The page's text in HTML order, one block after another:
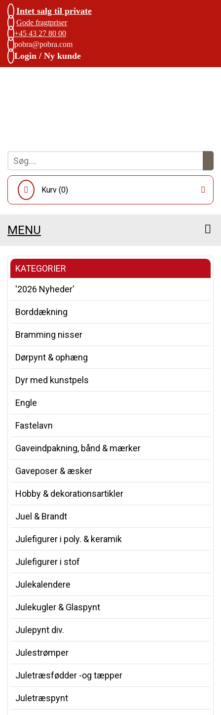
Intet salg til private
Gode fragtpriser
+45 43 27 80 00
pobra@pobra.com
Login / Ny kunde
Kurv (0)
MENU
KATEGORIER
'2026 Nyheder'
Borddækning
Bramming nisser
Dørpynt & ophæng
Dyr med kunstpels
Engle
Fastelavn
Gaveindpakning, bånd & mærker
Gaveposer & æsker
Hobby & dekorationsartikler
Juel & Brandt
Julefigurer i poly. & keramik
Julefigurer i stof
Julekalendere
Julekugler & Glaspynt
Julepynt div.
Julestrømper
Juletræsfødder -og tæpper
Juletræspynt